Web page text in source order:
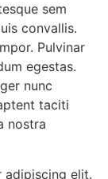
sem
convallis.
Pulvinar
egestas.
nunc
taciti
nostra
adipiscing elit.